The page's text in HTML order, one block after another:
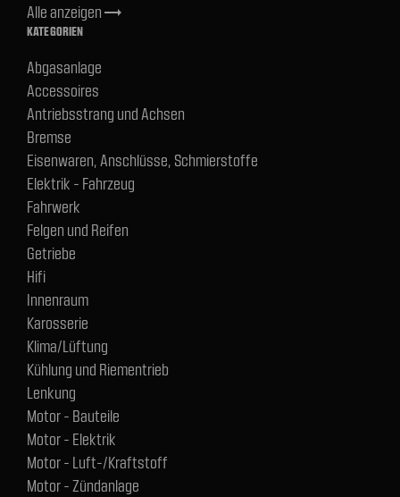
Alle anzeigentrending_flat
KATEGORIEN
Abgasanlage
Accessoires
Antriebsstrang und Achsen
Bremse
Eisenwaren, Anschlüsse, Schmierstoffe
Elektrik - Fahrzeug
Fahrwerk
Felgen und Reifen
Getriebe
Hifi
Innenraum
Karosserie
Klima/Lüftung
Kühlung und Riementrieb
Lenkung
Motor - Bauteile
Motor - Elektrik
Motor - Luft-/Kraftstoff
Motor - Zündanlage